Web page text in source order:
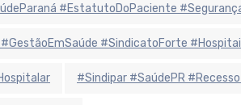
#EstatutoDoPaciente
#GestãoEmSaúde #SindicatoForte
#Sindipar #SaúdePR